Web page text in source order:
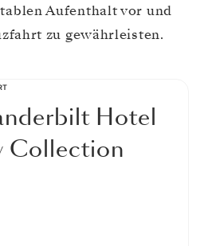
Aufenthalt vor und
zu gewährleisten.
Hotel
Collection